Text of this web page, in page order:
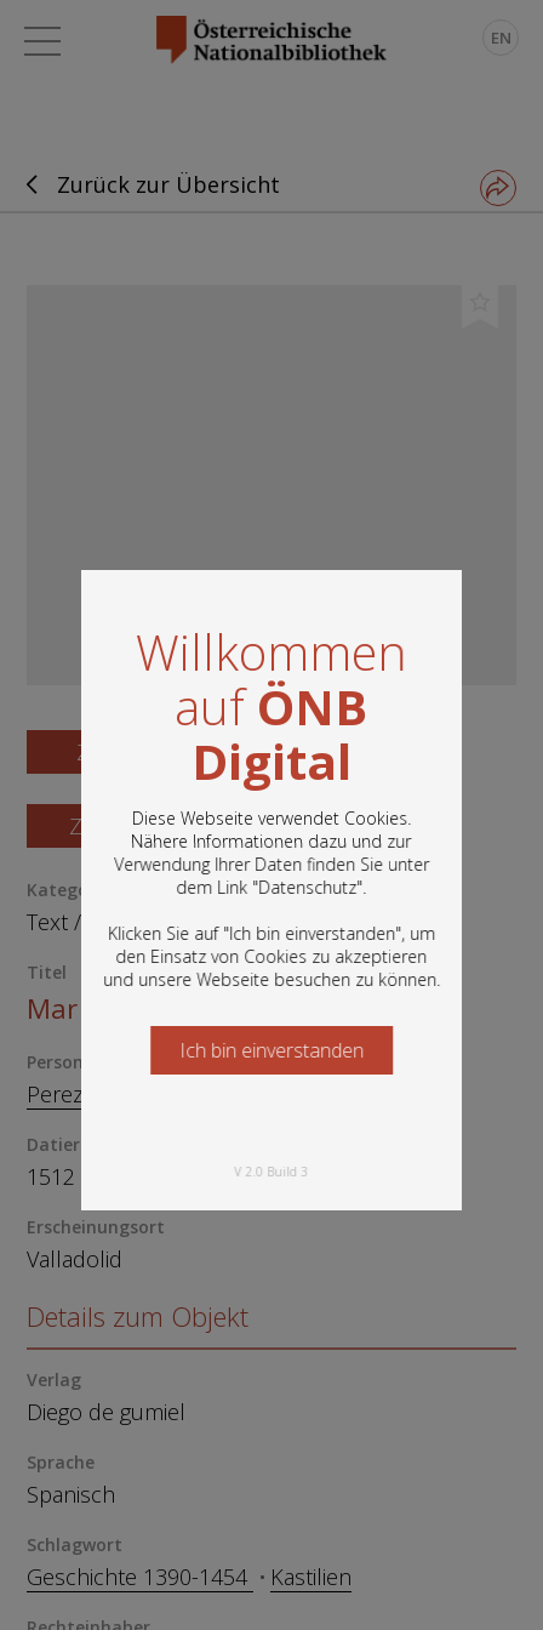
Willkommen
aufÖNB
Digital
Diese Webseite verwendet Cookies.
Nähere Informationen dazu und zur
Verwendung Ihrer Daten finden Sie unter
dem Link "Datenschutz".
Klicken Sie auf "Ich bin einverstanden", um
den Einsatz von Cookies zu akzeptieren
und unsere Webseite besuchen zu können.
In diesem Portal finden Sie die digitalen
Bestände der Österreichischen
Nationalbibliothek: Bücher, Fotografien,
Grafiken und vieles mehr.
Ich bin einverstanden
Starten Sie jetzt
V 2.0 Build 3
EN
Zurück zur Übersicht
Zum Digitalisat
Zum Katalogisat
Kategorie / Medientyp
Text/ Buch
Titel
Mar de istorias
Person
Perez de Guzman, Fernan
Datierung
1512
Erscheinungsort
Valladolid
Details zum Objekt
Verlag
Diego de gumiel
Sprache
Spanisch
Schlagwort
Geschichte 1390-1454 Kastilien